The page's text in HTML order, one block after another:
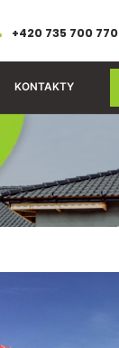
+420 735 700 770
KONTAKTY